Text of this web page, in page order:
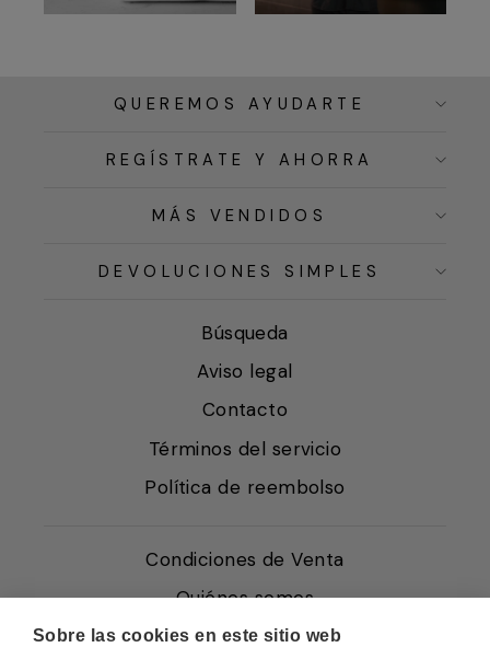
Sobre las cookies en este sitio web
QUEREMOS AYUDARTE
REGÍSTRATE Y AHORRA
MÁS VENDIDOS
DEVOLUCIONES SIMPLES
Búsqueda
Aviso legal
Contacto
Términos del servicio
Política de reembolso
Condiciones de Venta
Quiénes somos
Política de Cookies